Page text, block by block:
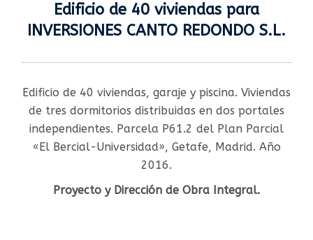
Edificio de 40 viviendas para
INVERSIONES CANTO REDONDO S.L.
Edificio de 40 viviendas, garaje y piscina. Viviendas
de tres dormitorios distribuidas en dos portales
independientes. Parcela P61.2 del Plan Parcial
«El Bercial-Universidad», Getafe, Madrid. Año
2016.
Proyecto y Dirección de Obra Integral.